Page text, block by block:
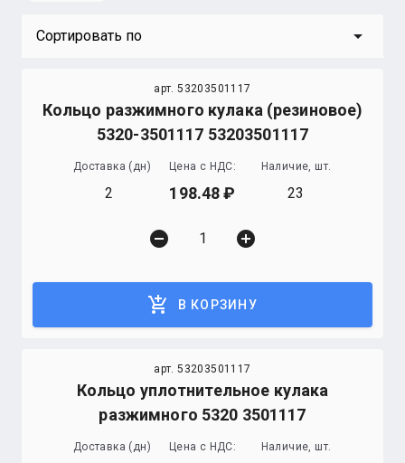
Сортировать по arrow_drop_down
арт. 53203501117
Кольцо разжимного кулака (резиновое)
5320-3501117 53203501117
Доставка (дн)
2
Цена с НДС:
198.48
Наличие, шт.
23
remove_circle add_circle
add_shopping_cart В КОРЗИНУ
арт. 53203501117
Кольцо уплотнительное кулака
разжимного 5320 3501117
Доставка (дн) Цена с НДС: Наличие, шт.